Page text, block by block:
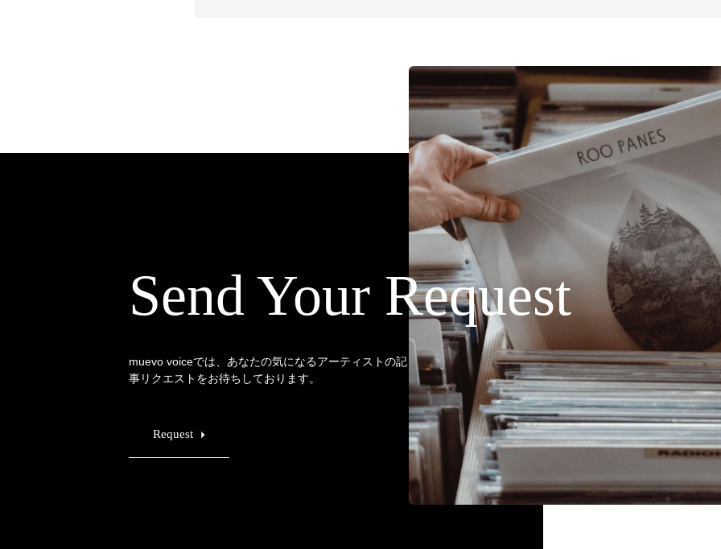
Send Your Request
muevo voiceでは、あなたの気になるアーティストの記
事リクエストをお待ちしております。
Request